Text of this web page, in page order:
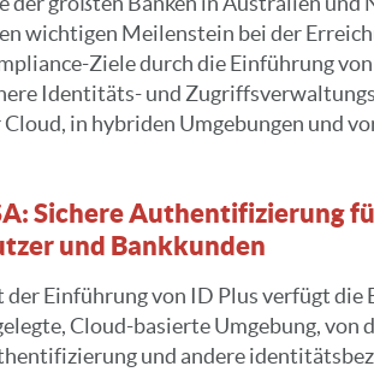
wichtigen Meilenstein bei der
Ziele durch die Einführung von
Identitäts- und
Cloud, in hybriden Umgebungen und
Sichere Authentifizierung
und Bankkunden
der Einführung von ID Plus verfügt die
Cloud-basierte Umgebung, von
und andere